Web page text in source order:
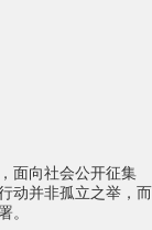
面向社会公开征集
动并非孤立之举，而
。